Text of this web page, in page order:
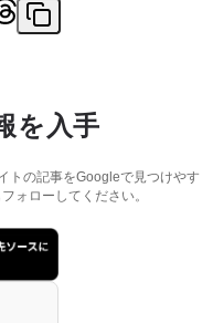
を入手
トの記事をGoogleで見つけやす
ォローしてください。